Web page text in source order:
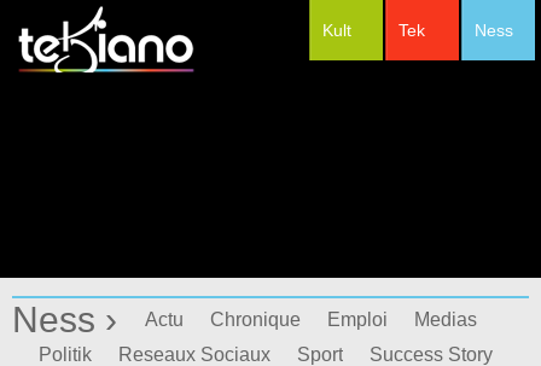
Ness
Tek
Kult
Ness › Actu Chronique Emploi
Medias
Politik
Reseaux Sociaux Sport Success Story